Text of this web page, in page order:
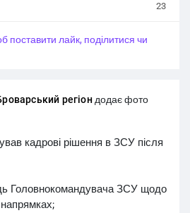
23
поставити лайк, поділитися чи
регіондодає фото
кадрові рішення в ЗСУ після
Головнокомандувача ЗСУ щодо